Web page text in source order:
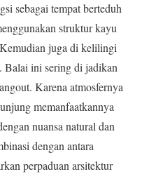
sebagai tempat berteduh
struktur kayu
juga di kelilingi
Balai ini sering di jadikan
Karena atmosfernya
memanfaatkannya
nuansa natural dan
dengan antara
perpaduan arsitektur